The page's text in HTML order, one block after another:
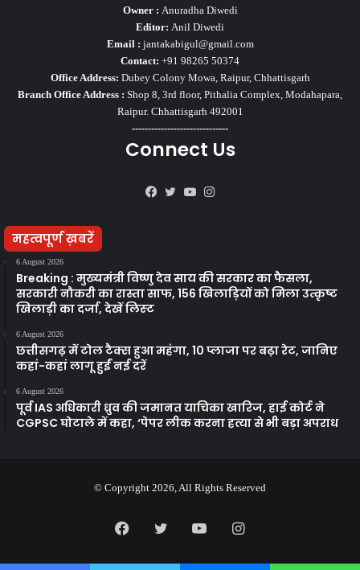
Owner : Anuradha Diwedi
Editor: Anil Diwedi
Email : jantakabigul@gmail.com
Contact: +91 98265 50374
Office Address: Dubey Colony Mowa, Raipur, Chhattisgarh
Branch Office Address : Shop 8, 3rd floor, Pithalia Complex, Modahapara,
Raipur. Chhattisgarh 492001
------------------------------
Connect Us
Facebook
TwitterYouTube
महत्वपूर्ण ख़बरें
6 August 2026
Breaking : मुख्यमंत्री विष्णु देव साय की सरकार का फैसला,
सरकारी नौकरी का रास्ता साफ, 156 खिलाड़ियों को मिला उत्कृष्ट
खिलाड़ी का दर्जा, देखें लिस्‍ट
6 August 2026
छत्तीसगढ़ में टोल टैक्स हुआ महंगा, 10 प्लाजा पर बढ़ा रेट, जानिए
कहां-कहां लागू हुईं नई दरें
6 August 2026
पूर्व IAS अधिकारी ध्रुव की जमानत याचिका खारिज, हाई कोर्ट ने
CGPSC घोटाले में कहा, ‘पेपर लीक करना हत्या से भी बड़ा अपराध
© Copyright 2026, All Rights Reserved
FacebookTwitterYouTubeInstagram